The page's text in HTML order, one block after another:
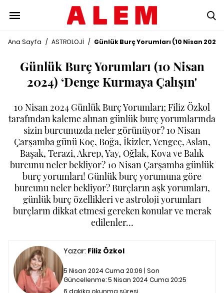
Ana Sayfa / ASTROLOJİ / Günlük Burç Yorumları (10 Nisan
Günlük Burç Yorumları (10 Nisan
2024) ‘Denge Kurmaya Çalışın'
10 Nisan 2024 Günlük Burç Yorumları; Filiz Özkol
tarafından kaleme alınan günlük burç yorumlarında
sizin burcunuzda neler görünüyor? 10 Nisan
Çarşamba günü Koç, Boğa, İkizler, Yengeç, Aslan,
Başak, Terazi, Akrep, Yay, Oğlak, Kova ve Balık
burcunu neler bekliyor? 10 Nisan Çarşamba günlük
burç yorumları! Günlük burç yorumuna göre
burcunu neler bekliyor? Burçların aşk yorumları,
günlük burç özellikleri ve astroloji yorumları
burçların dikkat etmesi gereken konular ve merak
edilenler…
Yazar: Filiz Özkol
5 Nisan 2024 Cuma 20:06 | Son
Güncellenme:5 Nisan 2024 Cuma 20:25
6 dakika okunma süresi